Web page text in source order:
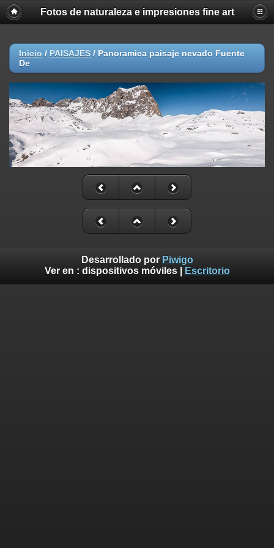
Fotos de naturaleza e impresiones fine art
Inicio / PAISAJES / Panoramica paisaje nevado Fuente
De
Desarrollado por Piwigo
Ver en : dispositivos móviles| Escritorio